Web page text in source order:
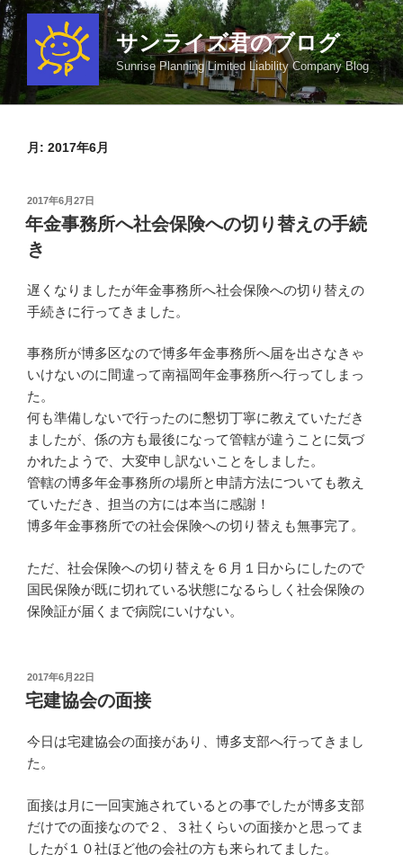
コ
ン
テ
ン
ツ
サンライズ君のブログ
Sunrise Planning Limited Liability Company Blog
月: 2017年6月
投
稿
日:
2017年6月27日
年金事務所へ社会保険への切り替えの手続
き
遅くなりましたが年金事務所へ社会保険への切り替えの
手続きに行ってきました。
事務所が博多区なので博多年金事務所へ届を出さなきゃ
いけないのに間違って南福岡年金事務所へ行ってしまっ
た。
何も準備しないで行ったのに懇切丁寧に教えていただき
ましたが、係の方も最後になって管轄が違うことに気づ
かれたようで、大変申し訳ないことをしました。
管轄の博多年金事務所の場所と申請方法についても教え
ていただき、担当の方には本当に感謝！
博多年金事務所での社会保険への切り替えも無事完了。
ただ、社会保険への切り替えを６月１日からにしたので
国民保険が既に切れている状態になるらしく社会保険の
保険証が届くまで病院にいけない。
投
稿
日:
2017年6月22日
宅建協会の面接
今日は宅建協会の面接があり、博多支部へ行ってきまし
た。
面接は月に一回実施されているとの事でしたが博多支部
だけでの面接なので２、３社くらいの面接かと思ってま
したが１０社ほど他の会社の方も来られてました。